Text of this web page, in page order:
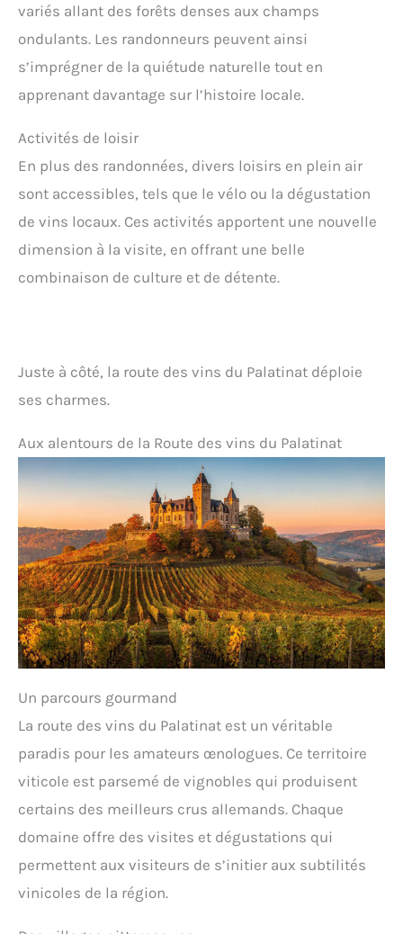
variés allant des forêts denses aux champs
ondulants. Les randonneurs peuvent ainsi
s’imprégner de la quiétude naturelle tout en
apprenant davantage sur l’histoire locale.
Activités de loisir
En plus des randonnées, divers loisirs en plein air
sont accessibles, tels que le vélo ou la dégustation
de vins locaux. Ces activités apportent une nouvelle
dimension à la visite, en offrant une belle
combinaison de culture et de détente.
Juste à côté, la route des vins du Palatinat déploie
ses charmes.
Aux alentours de la Route des vins du Palatinat
Un parcours gourmand
La route des vins du Palatinat est un véritable
paradis pour les amateurs œnologues. Ce territoire
viticole est parsemé de vignobles qui produisent
certains des meilleurs crus allemands. Chaque
domaine offre des visites et dégustations qui
permettent aux visiteurs de s’initier aux subtilités
vinicoles de la région.